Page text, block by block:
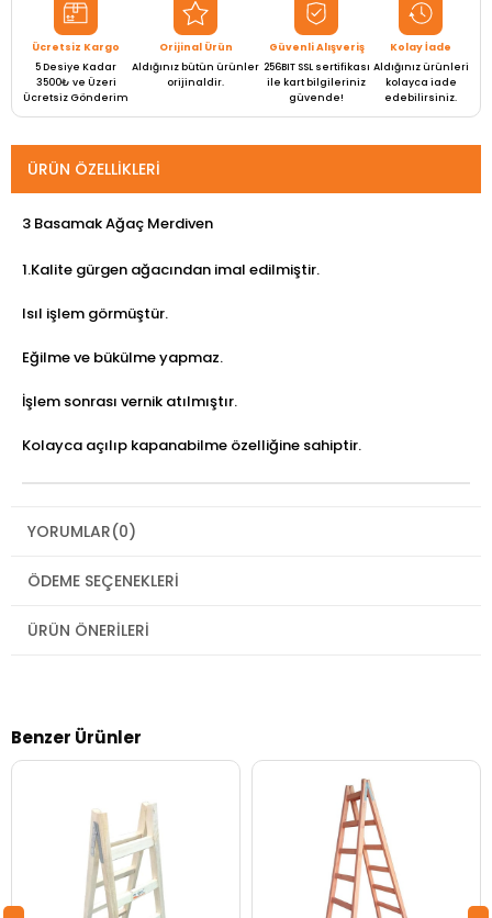
Ücretsiz Kargo
5 Desiye Kadar
3500₺ ve Üzeri
Ücretsiz Gönderim
Orijinal Ürün
Aldığınız bütün ürünler
orijinaldir.
Güvenli Alışveriş
256BIT SSL sertifikası
ile kart bilgileriniz
güvende!
Kolay İade
Aldığınız ürünleri
kolayca iade
edebilirsiniz.
ÜRÜN ÖZELLIKLERI
3 Basamak Ağaç Merdiven
1.Kalite gürgen ağacından imal edilmiştir.
Isıl işlem görmüştür.
Eğilme ve bükülme yapmaz.
İşlem sonrası vernik atılmıştır.
Kolayca açılıp kapanabilme özelliğine sahiptir.
YORUMLAR(0)
ÖDEME SEÇENEKLERI
ÜRÜN ÖNERILERI
Benzer Ürünler